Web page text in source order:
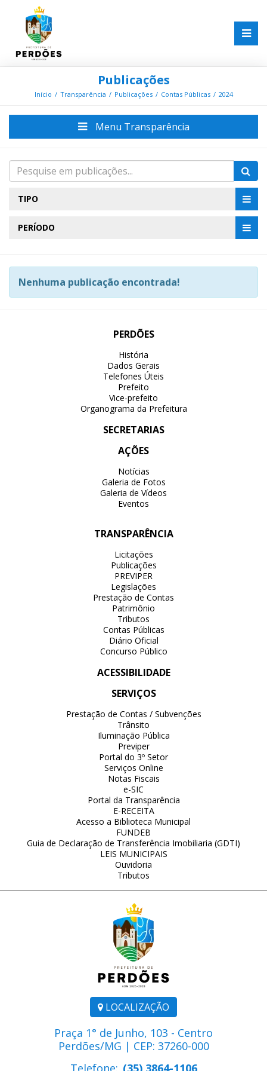
Publicações
Início Transparência Publicações Contas Públicas 2024
Menu Transparência
TIPO
PERÍODO
Nenhuma publicação encontrada!
LOCALIZAÇÃO
Praça 1° de Junho, 103 - Centro
Perdões/MG | CEP: 37260-000
Telefone: (35) 3864-1106
PERDÕES
História
Dados Gerais
Telefones Úteis
Prefeito
Vice-prefeito
Organograma da Prefeitura
SECRETARIAS
AÇÕES
Notícias
Galeria de Fotos
Galeria de Vídeos
Eventos
TRANSPARÊNCIA
Licitações
Publicações
PREVIPER
Legislações
Prestação de Contas
Patrimônio
Tributos
Contas Públicas
Diário Oficial
Concurso Público
ACESSIBILIDADE
SERVIÇOS
Prestação de Contas / Subvenções
Trânsito
Iluminação Pública
Previper
Portal do 3º Setor
Serviços Online
Notas Fiscais
e-SIC
Portal da Transparência
E-RECEITA
Acesso a Biblioteca Municipal
FUNDEB
Guia de Declaração de Transferência Imobiliaria (GDTI)
LEIS MUNICIPAIS
Ouvidoria
Tributos